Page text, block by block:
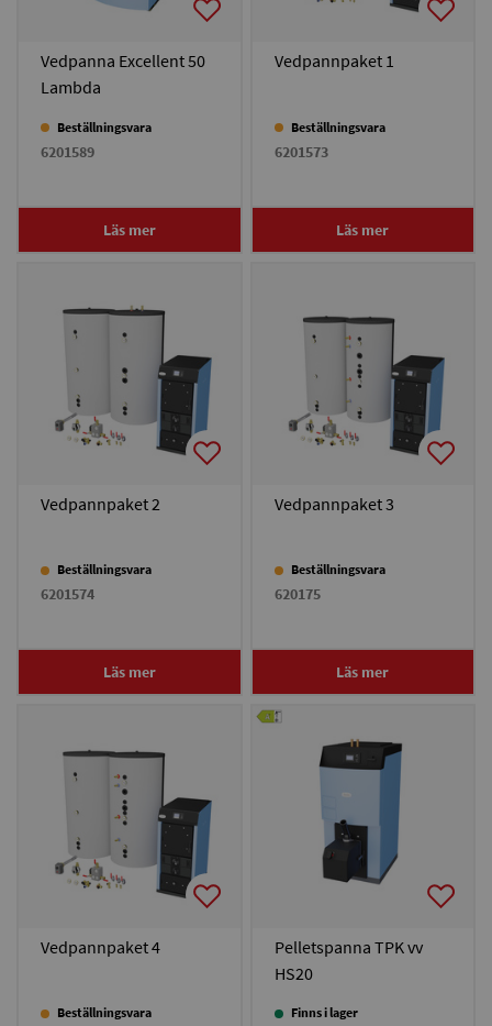
Vedpanna Excellent 50
Lambda
Beställningsvara
6201589
Läs mer
Vedpannpaket 1
Beställningsvara
6201573
Läs mer
Vedpannpaket 2
Beställningsvara
6201574
Läs mer
Vedpannpaket 3
Beställningsvara
620175
Läs mer
Vedpannpaket 4
Beställningsvara
Pelletspanna TPK vv
HS20
Finns i lager